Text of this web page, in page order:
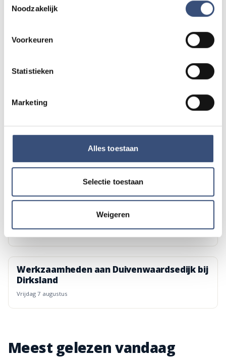
Noodzakelijk
Voorkeuren
Statistieken
Marketing
Alles toestaan
Selectie toestaan
Weigeren
Beach CleanUp Tour strijkt neer in Kwade
Hoek, maar lokale opruimers zijn kritisch
vrijdag 7 augustus
Terwijl Nederland snakt naar water, sproeit
vrijdag 7 augustus
Politie zoekt daders van
vrijdag 7 augustus
vrijdag 7 augustus
Werkzaamheden aan Duivenwaardsedijk bij
Dirksland
vrijdag 7 augustus
Meest gelezen vandaag